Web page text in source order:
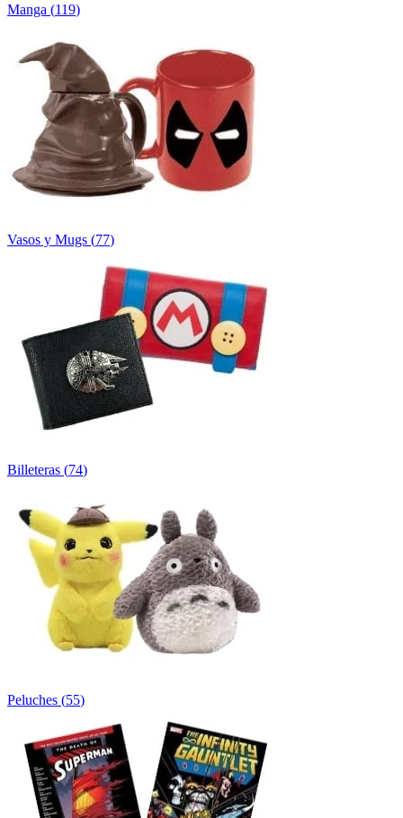
Manga (119)
Vasos y Mugs (77)
Billeteras (74)
Peluches (55)